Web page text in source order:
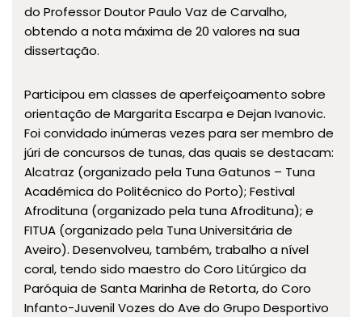
do Professor Doutor Paulo Vaz de Carvalho,
obtendo a nota máxima de 20 valores na sua
dissertação.
Participou em classes de aperfeiçoamento sobre
orientação de Margarita Escarpa e Dejan Ivanovic.
Foi convidado inúmeras vezes para ser membro de
júri de concursos de tunas, das quais se destacam:
Alcatraz (organizado pela Tuna Gatunos – Tuna
Académica do Politécnico do Porto); Festival
Afrodituna (organizado pela tuna Afrodituna); e
FITUA (organizado pela Tuna Universitária de
Aveiro). Desenvolveu, também, trabalho a nível
coral, tendo sido maestro do Coro Litúrgico da
Paróquia de Santa Marinha de Retorta, do Coro
Infanto-Juvenil Vozes do Ave do Grupo Desportivo